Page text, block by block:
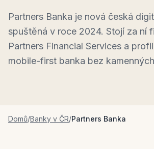
Partners Banka je nová česká
spuštěná v roce 2024. Stojí za ní
Partners Financial Services a
mobile-first banka bez
Domů/Banky v ČR/Partners Banka